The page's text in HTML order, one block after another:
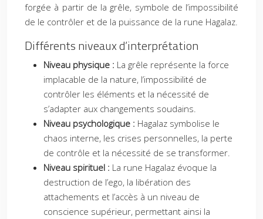
forgée à partir de la grêle, symbole de l’impossibilité
de le contrôler et de la puissance de la rune Hagalaz.
Différents niveaux d’interprétation
Niveau physique : La grêle représente la force
implacable de la nature, l’impossibilité de
contrôler les éléments et la nécessité de
s’adapter aux changements soudains.
Niveau psychologique : Hagalaz symbolise le
chaos interne, les crises personnelles, la perte
de contrôle et la nécessité de se transformer.
Niveau spirituel : La rune Hagalaz évoque la
destruction de l’ego, la libération des
attachements et l’accès à un niveau de
conscience supérieur, permettant ainsi la